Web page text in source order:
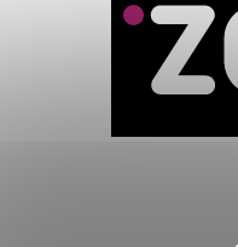
Vložením hodnocení